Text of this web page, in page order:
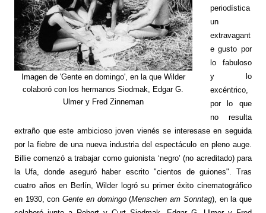
Imagen de 'Gente en domingo', en la que Wilder
colaboró con los hermanos Siodmak, Edgar G.
Ulmer y Fred Zinneman
periodística
un
extravagant
e gusto por
lo fabuloso
y lo
excéntrico,
por lo que
no resulta
extraño que este ambicioso joven vienés se interesase en seguida
por la fiebre de una nueva industria del espectáculo en pleno auge.
Billie comenzó a trabajar como guionista ‘negro’ (no acreditado) para
la Ufa, donde aseguró haber escrito "cientos de guiones". Tras
cuatro años en Berlín, Wilder logró su primer éxito cinematográfico
en 1930, conGente en domingo(Menschen am Sonntag), en la que